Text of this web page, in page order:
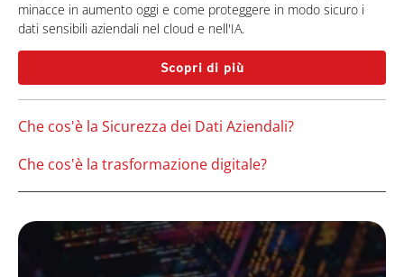
minacce in aumento oggi e come proteggere in modo sicuro i
dati sensibili aziendali nel cloud e nell'IA.
Scopri di più
Che cos'è la Sicurezza dei Dati Aziendali?
Che cos'è la trasformazione digitale?